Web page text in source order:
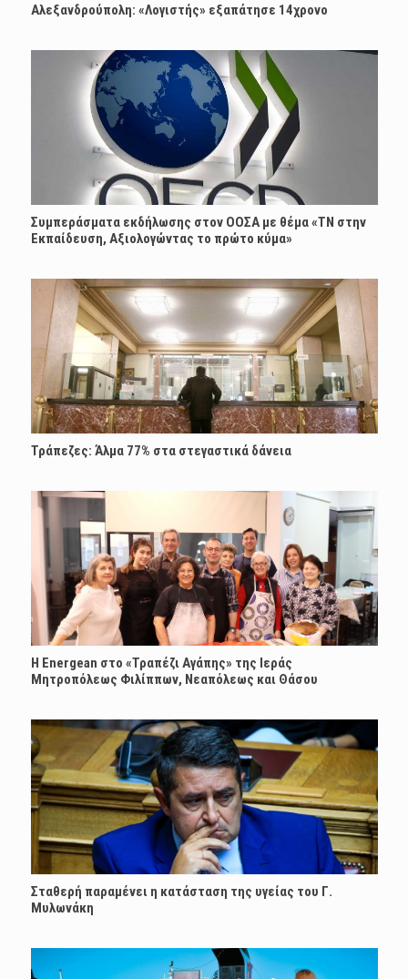
Αλεξανδρούπολη: «Λογιστής» εξαπάτησε 14χρονο
Συμπεράσματα εκδήλωσης στον ΟΟΣΑ με θέμα «ΤΝ στην
Εκπαίδευση, Αξιολογώντας το πρώτο κύμα»
Τράπεζες: Άλμα 77% στα στεγαστικά δάνεια
H Energean στο «Τραπέζι Αγάπης» της Ιεράς
Μητροπόλεως Φιλίππων, Νεαπόλεως και Θάσου
Σταθερή παραμένει η κατάσταση της υγείας του Γ.
Μυλωνάκη